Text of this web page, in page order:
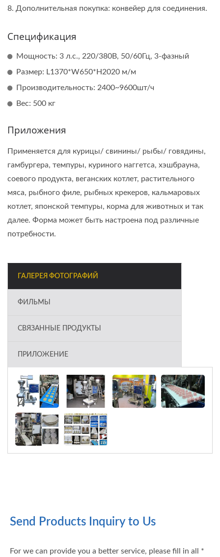
8. Дополнительная покупка: конвейер для соединения.
Спецификация
Мощность: 3 л.с., 220/380В, 50/60Гц, 3-фазный
Размер: L1370*W650*H2020 м/м
Производительность: 2400~9600шт/ч
Вес: 500 кг
Приложения
Применяется для курицы/ свинины/ рыбы/ говядины,
гамбургера, темпуры, куриного наггетса, хэшбрауна,
соевого продукта, веганских котлет, растительного
мяса, рыбного филе, рыбных крекеров, кальмаровых
котлет, японской темпуры, корма для животных и так
далее. Форма может быть настроена под различные
потребности.
ГАЛЕРЕЯ ФОТОГРАФИЙ
ФИЛЬМЫ
СВЯЗАННЫЕ ПРОДУКТЫ
ПРИЛОЖЕНИЕ